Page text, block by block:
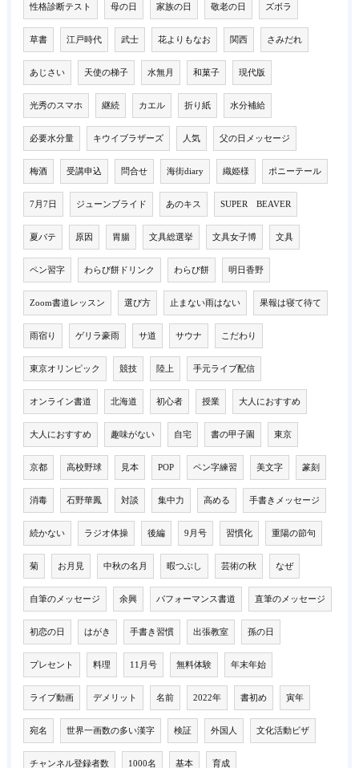
性格診断テスト 母の日 家族の日 敬老の日 ズボラ
草書 江戸時代 武士 花よりもなお 関西 さみだれ
あじさい 天使の梯子 水無月 和菓子 現代版
光秀のスマホ 継続 カエル 折り紙 水分補給
必要水分量 キウイブラザーズ 人気 父の日メッセージ
梅酒 受講申込 問合せ 海街diary 織姫様 ポニーテール
7月7日 ジューンブライド あのキス SUPER BEAVER
夏バテ 原因 胃腸 文具総選挙 文具女子博 文具
ペン習字 わらび餅ドリンク わらび餅 明日香野
Zoom書道レッスン 選び方 止まない雨はない 果報は寝て待て
雨宿り ゲリラ豪雨 サ道 サウナ こだわり
東京オリンピック 競技 陸上 手元ライブ配信
オンライン書道 北海道 初心者 授業 大人におすすめ
大人におすすめ 趣味がない 自宅 書の甲子園 東京
京都 高校野球 見本 POP ペン字練習 美文字 篆刻
消毒 石野華鳳 対談 集中力 高める 手書きメッセージ
続かない ラジオ体操 後編 9月号 習慣化 重陽の節句
菊 お月見 中秋の名月 暇つぶし 芸術の秋 なぜ
自筆のメッセージ 余興 パフォーマンス書道 直筆のメッセージ
初恋の日 はがき 手書き習慣 出張教室 孫の日
プレセント 料理 11月号 無料体験 年末年始
ライブ動画 デメリット 名前 2022年 書初め 寅年
宛名 世界一画数の多い漢字 検証 外国人 文化活動ビザ
チャンネル登録者数 1000名 基本 育成